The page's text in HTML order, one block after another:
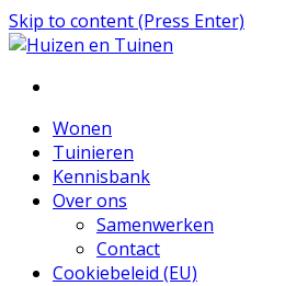
Skip to content (Press Enter)
Huizen en Tuinen
Inspiratie voor wonen en tuinieren
Wonen
Tuinieren
Kennisbank
Over ons
Samenwerken
Contact
Cookiebeleid (EU)